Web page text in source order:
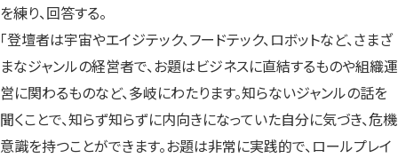
を練り、回答する。
「登壇者は宇宙やエイジテック、フードテック、ロボットなど、さまざ
まなジャンルの経営者で、お題はビジネスに直結するものや組織運
営に関わるものなど、多岐にわたります。知らないジャンルの話を
聞くことで、知らず知らずに内向きになっていた自分に気づき、危機
意識を持つことができます。お題は非常に実践的で、ロールプレイ